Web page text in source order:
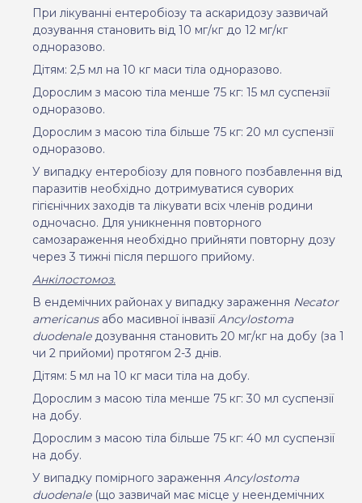
При лікуванні ентеробіозу та аскаридозу зазвичай
дозування становить від 10 мг/кг до 12 мг/кг
одноразово.
Дітям: 2,5 мл на 10 кг маси тіла одноразово.
Дорослим з масою тіла менше 75 кг: 15 мл суспензії
одноразово.
Дорослим з масою тіла більше 75 кг: 20 мл суспензії
одноразово.
У випадку ентеробіозу для повного позбавлення від
паразитів необхідно дотримуватися суворих
гігієнічних заходів та лікувати всіх членів родини
одночасно. Для уникнення повторного
самозараження необхідно прийняти повторну дозу
через 3 тижні після першого прийому.
Анкілостомоз.
В ендемічних районах у випадку зараження Necator
americanus або масивної інвазіїAnсylostoma
duodenale дозування становить 20 мг/кг на добу (за 1
чи 2 прийоми) протягом 2-3 днів.
Дітям: 5 мл на 10 кг маси тіла на добу.
Дорослим з масою тіла менше 75 кг: 30 мл суспензії
на добу.
Дорослим з масою тіла більше 75 кг: 40 мл суспензії
на добу.
У випадку помірного зараження Anсylostoma
duodenale (що зазвичай має місце у неендемічних